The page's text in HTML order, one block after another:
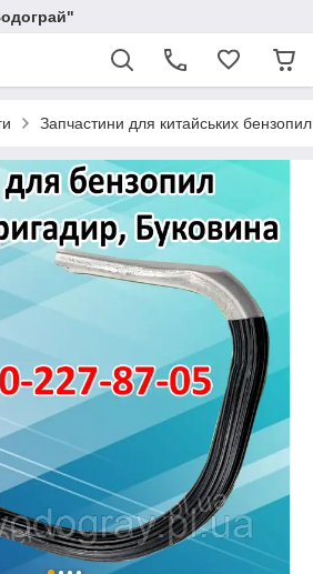
Запчастини для китайських бензопил